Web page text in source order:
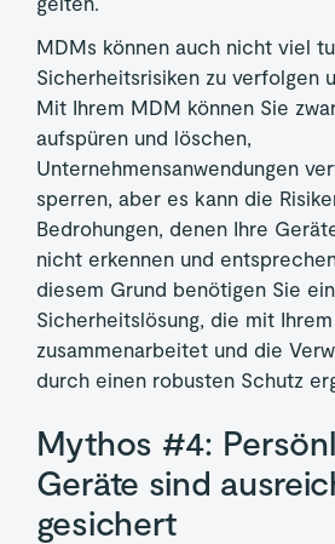
MDMs können auch nicht viel
Sicherheitsrisiken zu verfolgen
Mit Ihrem MDM können Sie
aufspüren und löschen,
Unternehmensanwendungen
sperren, aber es kann die
Bedrohungen, denen Ihre
nicht erkennen und
diesem Grund benötigen Sie
Sicherheitslösung, die mit
zusammenarbeitet und die
durch einen robusten Schutz
Mythos #4:
Geräte sind
gesichert